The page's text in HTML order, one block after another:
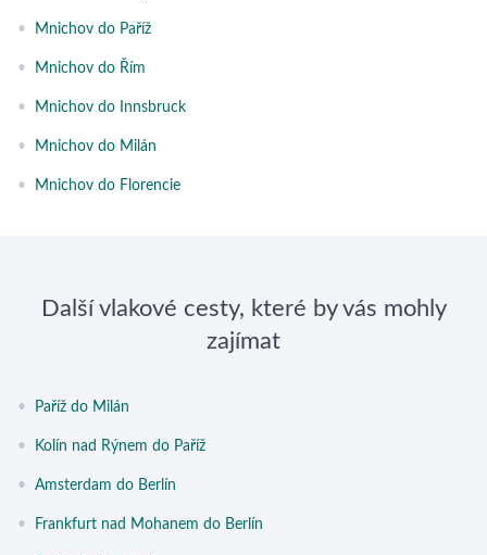
• Mnichov do Paříž
• Mnichov do Řím
• Mnichov do Innsbruck
• Mnichov do Milán
• Mnichov do Florencie
Další vlakové cesty, které by vás mohly
zajímat
• Paříž do Milán
• Kolín nad Rýnem do Paříž
• Amsterdam do Berlín
• Frankfurt nad Mohanem do Berlín